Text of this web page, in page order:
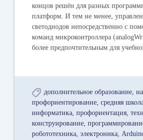
концов решён для разных
платформ. И тем не менее,
светодиодов непосредственно с
команд микроконтроллера
более предпочтительным для
дополнительное образование
профориентирование средняя
информатика профориентация
конструирование
робототехника электроника